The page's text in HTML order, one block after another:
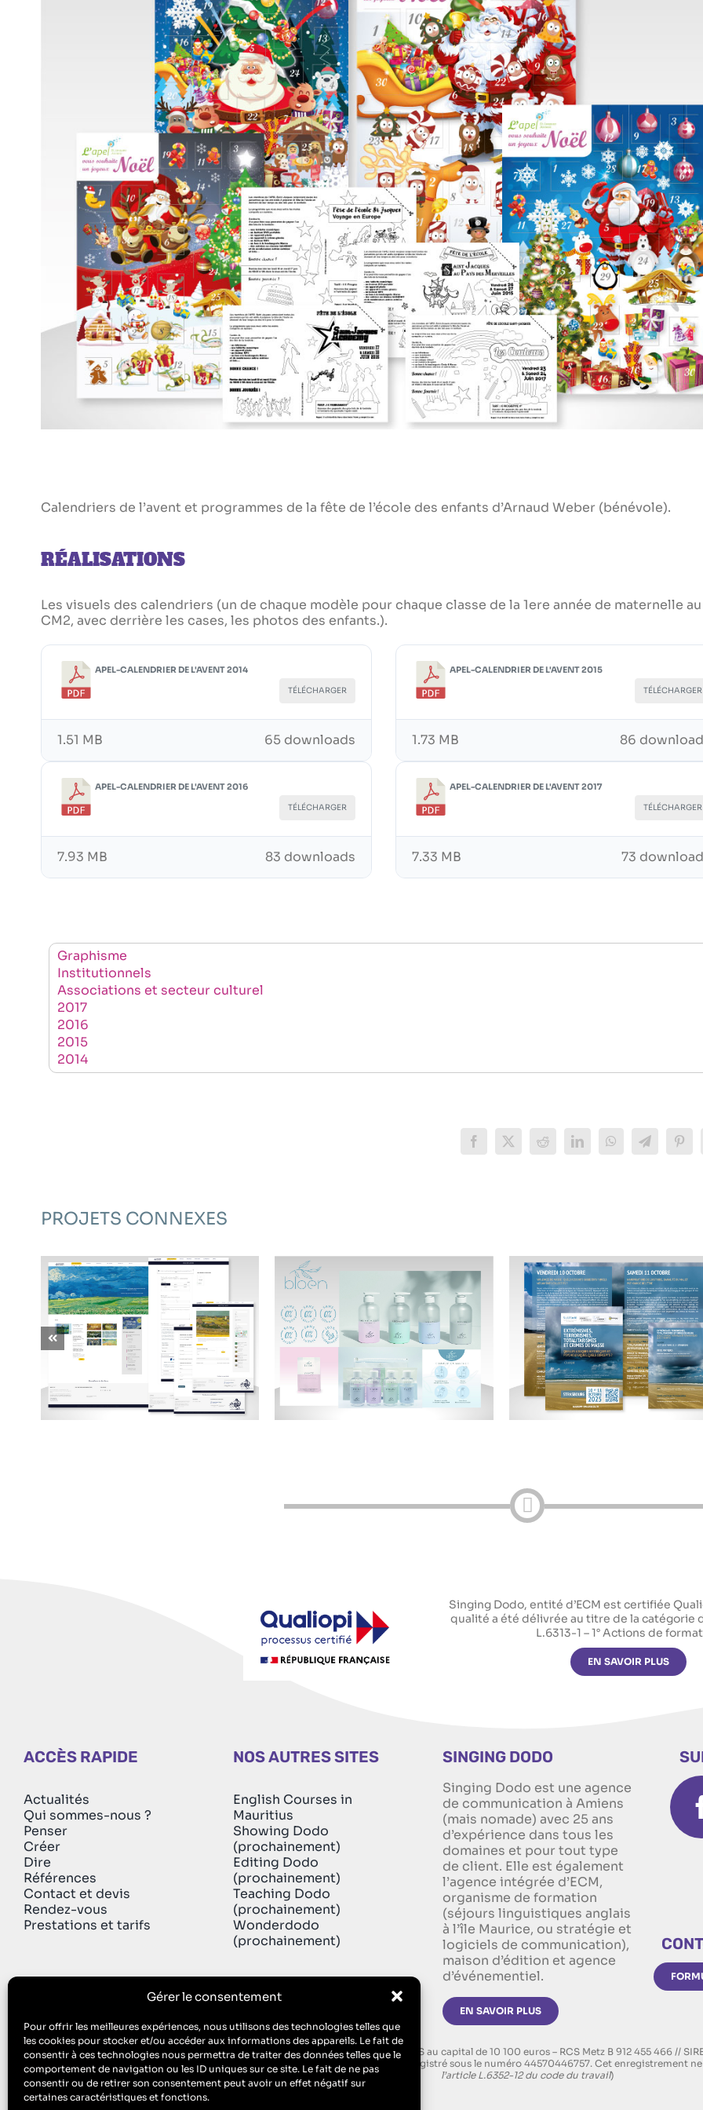
Gérer le consentement
Pour offrir les meilleures expériences, nous utilisons des technologies telles que
les cookies pour stocker et/ou accéder aux informations des appareils. Le fait de
consentir à ces technologies nous permettra de traiter des données telles que le
comportement de navigation ou les ID uniques sur ce site. Le fait de ne pas
consentir ou de retirer son consentement peut avoir un effet négatif sur
certaines caractéristiques et fonctions.
Calendriers de l’avent et programmes de la fête de l’école des enfants d’Arnaud Weber (bénévole).
RÉALISATIONS
Les visuels des calendriers (un de chaque modèle pour chaque classe de la 1ere année de maternelle au
CM2, avec derrière les cases, les photos des enfants.).
APEL-CALENDRIER DE L'AVENT 2014
TÉLÉCHARGER
65 downloads
1.51 MB
APEL-CALENDRIER DE L'AVENT 2015
TÉLÉCHARGER
86
1.73 MB
APEL-CALENDRIER DE L'AVENT 2016
TÉLÉCHARGER
83 downloads
7.93 MB
APEL-CALENDRIER DE L'AVENT 2017
TÉLÉCHARGER
73
7.33 MB
Graphisme
Institutionnels
Associations et secteur culturel
2017
2016
2015
2014
Facebook
X Reddit LinkedInWhatsAppTelegram
PROJETS CONNEXES
THE VAN GOGH ACADEMY BLOEN UNISTRA – SULISOM
Singing Dodo, entité d’ECM est certifiée
qualité a été délivrée au titre de la catégorie
L.6313-1 – 1° Actions de
EN SAVOIR PLUS
ACCÈS RAPIDE
Actualités
Qui sommes-nous ?
Penser
Créer
Dire
Références
Contact et devis
Rendez-vous
Prestations et tarifs
NOS AUTRES SITES
English Courses in
Mauritius
Showing Dodo
(prochainement)
Editing Dodo
(prochainement)
Teaching Dodo
(prochainement)
Wonderdodo
(prochainement)
SINGING DODO
Singing Dodo est une agence
de communication à Amiens
(mais nomade) avec 25 ans
d’expérience dans tous les
domaines et pour tout type
de client. Elle est également
l’agence intégrée d’ECM,
organisme de formation
(séjours linguistiques anglais
à l’île Maurice, ou stratégie et
logiciels de communication),
maison d’édition et agence
d’événementiel.
EN SAVOIR PLUS
Singing Dodo est l’agence de communication d’ECM, SAS au capital de 10 100 euros – RCS Metz B 912 455 466 //
ECM est aussi un organisme de formation : n° de Prestataire de Formation : “Enregistré sous le numéro 44570446757. Cet enregistrement
l’article L.6352-12 du code du travail)